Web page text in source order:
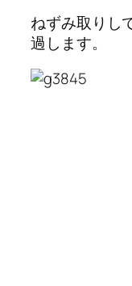
ねずみ取りし
過します。